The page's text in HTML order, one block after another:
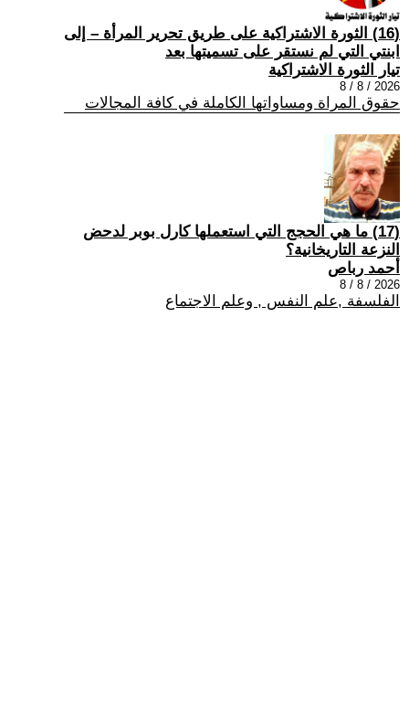
(16) الثورة الاشتراكية على طريق تحرير المرأة – إلى
ابنتي التي لم نستقر على تسميتها بعد
تيار الثورة الاشتراكية
2026 / 8 / 8
حقوق المراة ومساواتها الكاملة في كافة المجالات
(17) ما هي الحجج التي استعملها كارل بوبر لدحض
النزعة التاريخانية؟
أحمد رباص
2026 / 8 / 8
الفلسفة ,علم النفس , وعلم الاجتماع